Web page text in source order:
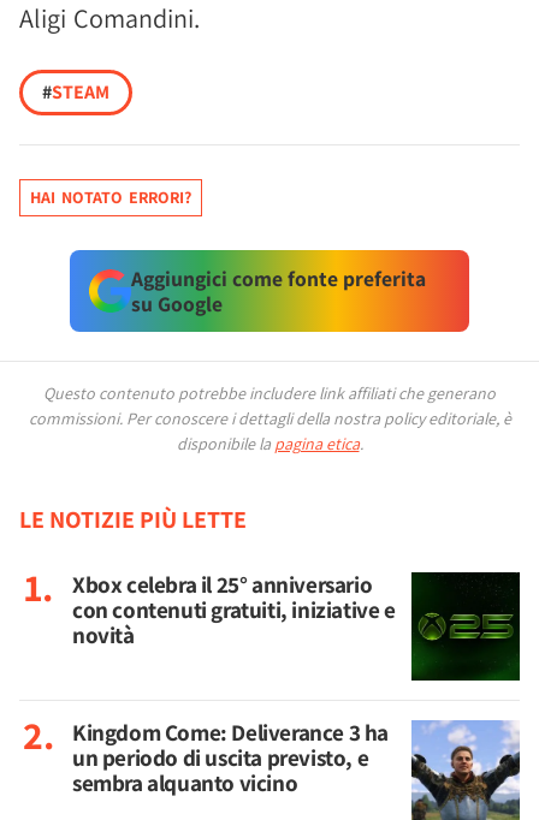
Aligi Comandini.
#STEAM
HAI NOTATO ERRORI?
Aggiungici come fonte preferita
su Google
Questo contenuto potrebbe includere link affiliati che generano
commissioni. Per conoscere i dettagli della nostra policy editoriale, è
disponibile la pagina etica.
LE NOTIZIE PIÙ LETTE
Xbox celebra il 25° anniversario
con contenuti gratuiti, iniziative e
novità
Kingdom Come: Deliverance 3 ha
un periodo di uscita previsto, e
sembra alquanto vicino